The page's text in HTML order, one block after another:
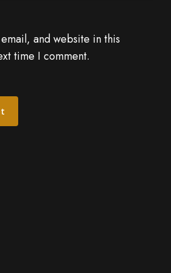
and website in this
time I comment.